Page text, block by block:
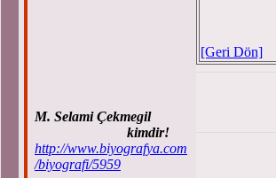
M. Selami Çekmegil
kimdir!
http://www.biyografya.com
/biyografi/5959
[Geri Dön]